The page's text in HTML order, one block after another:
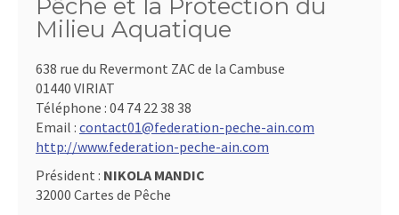
Pêche et la Protection du
Milieu Aquatique
638 rue du Revermont ZAC de la Cambuse
01440 VIRIAT
Téléphone : 04 74 22 38 38
Email : contact01@federation-peche-ain.com
http://www.federation-peche-ain.com
Président : NIKOLA MANDIC
32000 Cartes de Pêche